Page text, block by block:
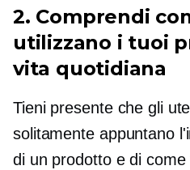
2. Comprendi
utilizzano i tuoi
vita quotidiana
Tieni presente che gli
solitamente appuntano
di un prodotto e di